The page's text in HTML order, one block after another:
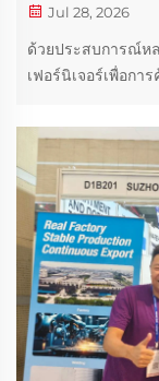
ของเราเมื่อวันที่
40HQ ครบจำนว
Jul 28, 2026
ด้วยประสบการณ์ห
เฟอร์นิเจอร์เพื่อกา
ประเทศทั่วภูมิภาค
อุปทานที่สมบูรณ์แ